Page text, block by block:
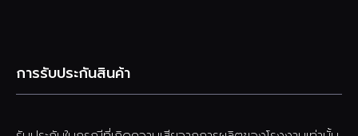
การรับประกันสินค้า